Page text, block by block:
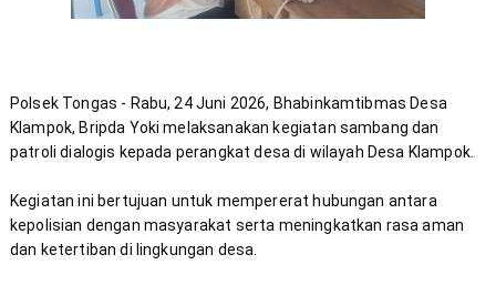
Polsek Tongas - Rabu, 24 Juni 2026, Bhabinkamtibmas Desa
Klampok, Bripda Yoki melaksanakan kegiatan sambang dan
Kegiatan ini bertujuan untuk mempererat hubungan antara
kepolisian dengan masyarakat serta meningkatkan rasa aman